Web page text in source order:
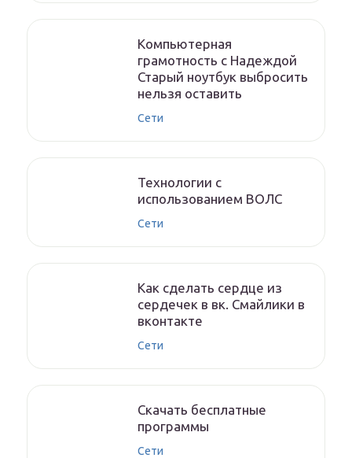
Компьютерная
грамотность с Надеждой
Старый ноутбук выбросить
нельзя оставить
Сети
Технологии с
использованием ВОЛС
Сети
Как сделать сердце из
сердечек в вк. Смайлики в
вконтакте
Сети
Скачать бесплатные
программы
Сети